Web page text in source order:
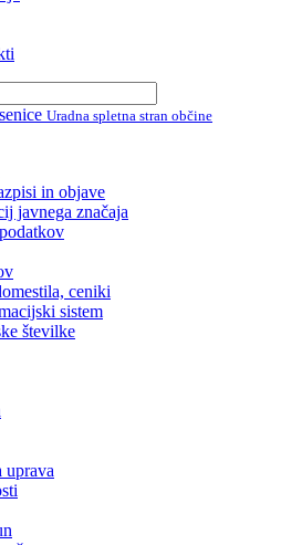
Uradna spletna stran občine
in objave
javnega značaja
ceniki
sistem
številke
uprava